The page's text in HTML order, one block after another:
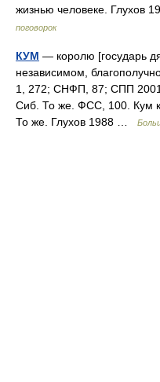
жизнью человеке. Глухов
поговорок
КУМ — королю [государь
независимом,
1, 272; СНФП, 87; СПП
Сиб. То же. ФСС, 100. Кум
То же. Глухов 1988 …